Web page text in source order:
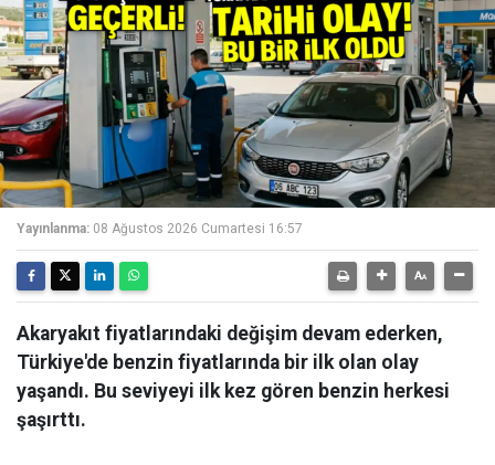
Yayınlanma: 08 Ağustos 2026 Cumartesi 16:57
Akaryakıt fiyatlarındaki değişim devam ederken,
Türkiye'de benzin fiyatlarında bir ilk olan olay
yaşandı. Bu seviyeyi ilk kez gören benzin herkesi
şaşırttı.